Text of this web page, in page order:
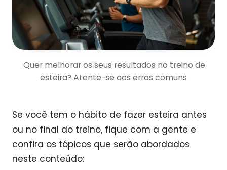
Quer melhorar os seus resultados no treino de
esteira? Atente-se aos erros comuns
Se você tem o hábito de fazer esteira antes
ou no final do treino, fique com a gente e
confira os tópicos que serão abordados
neste conteúdo: